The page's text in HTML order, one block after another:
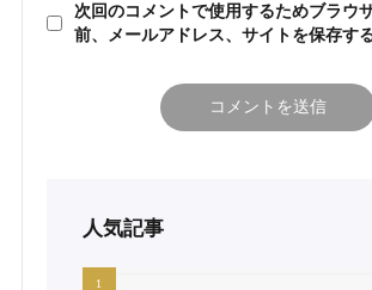
次回のコメントで使用するためブラウ
前、メールアドレス、サイトを保存する
人気記事